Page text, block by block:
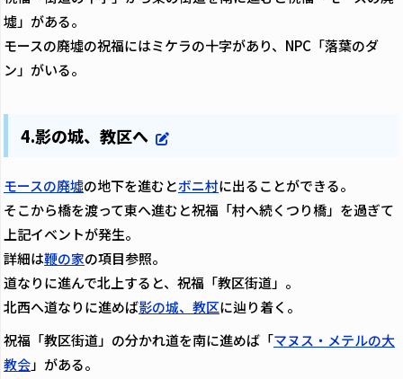
墟」がある。
モースの廃墟の祝福にはミケラの十字があり、NPC「落葉のダ
ン」がいる。
4.影の城、教区へ
モースの廃墟の地下を進むとボニ村に出ることができる。
そこから橋を渡って東へ進むと祝福「村へ続くつり橋」を過ぎて
上記イベントが発生。
詳細は鞭の家の項目参照。
道なりに進んで北上すると、祝福「教区街道」。
北西へ道なりに進めば影の城、教区に辿り着く。
祝福「教区街道」の分かれ道を南に進めば「マヌス・メテルの大
教会」がある。